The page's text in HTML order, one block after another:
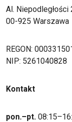
Al. Niepodległości
00-925 Warszawa
REGON:
NIP: 5261040828
Kontakt
pon.–pt.